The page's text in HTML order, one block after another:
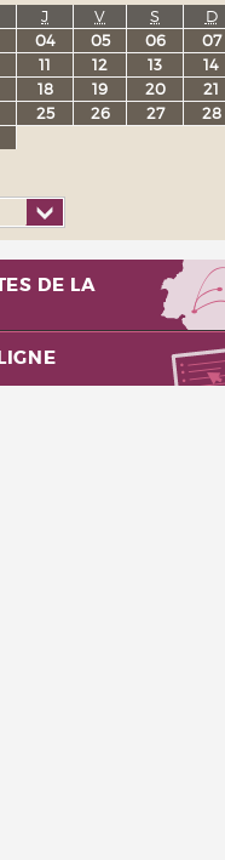
J V S
D
04 05 06
07
11 12 13
14
18 19 20
21
25 26 27
28
DE LA